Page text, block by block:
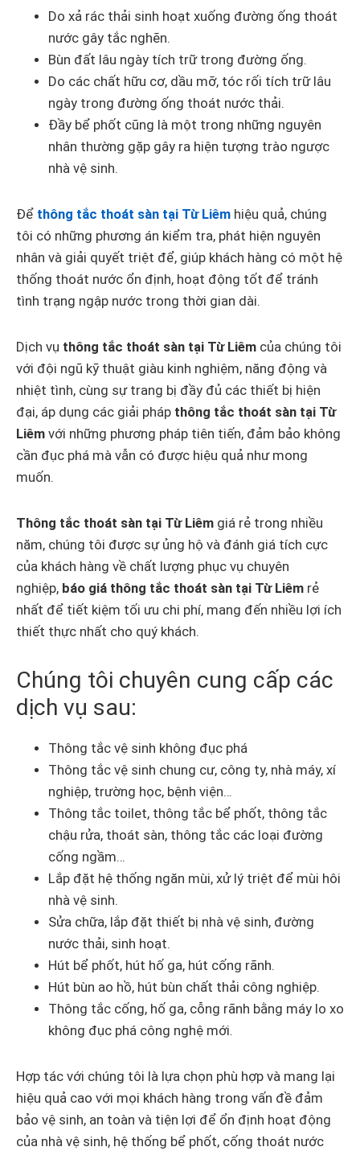
Do xả rác thải sinh hoạt xuống đường ống thoát
nước gây tắc nghẽn.
Bùn đất lâu ngày tích trữ trong đường ống.
Do các chất hữu cơ, dầu mỡ, tóc rối tích trữ lâu
ngày trong đường ống thoát nước thải.
Đầy bể phốt cũng là một trong những nguyên
nhân thường gặp gây ra hiện tượng trào ngược
nhà vệ sinh.
Để thông tắc thoát sàn tại Từ Liêm hiệu quả, chúng
tôi có những phương án kiểm tra, phát hiện nguyên
nhân và giải quyết triệt để, giúp khách hàng có một hệ
thống thoát nước ổn định, hoạt động tốt để tránh
tình trạng ngập nước trong thời gian dài.
Dịch vụ thông tắc thoát sàn tại Từ Liêm của chúng tôi
với đội ngũ kỹ thuật giàu kinh nghiệm, năng động và
nhiệt tình, cùng sự trang bị đầy đủ các thiết bị hiện
đại, áp dụng các giải pháp thông tắc thoát sàn tại Từ
Liêm với những phương pháp tiên tiến, đảm bảo không
cần đục phá mà vẫn có được hiệu quả như mong
muốn.
Thông tắc thoát sàn tại Từ Liêm giá rẻ trong nhiều
năm, chúng tôi được sự ủng hộ và đánh giá tích cực
của khách hàng về chất lượng phục vụ chuyên
nghiệp, báo giá thông tắc thoát sàn tại Từ Liêm rẻ
nhất để tiết kiệm tối ưu chi phí, mang đến nhiều lợi ích
thiết thực nhất cho quý khách.
Chúng tôi chuyên cung cấp các
dịch vụ sau:
Thông tắc vệ sinh không đục phá
Thông tắc vệ sinh chung cư, công ty, nhà máy, xí
nghiệp, trường học, bệnh viện…
Thông tắc toilet, thông tắc bể phốt, thông tắc
chậu rửa, thoát sàn, thông tắc các loại đường
cống ngầm…
Lắp đặt hệ thống ngăn mùi, xử lý triệt để mùi hôi
nhà vệ sinh.
Sửa chữa, lắp đặt thiết bị nhà vệ sinh, đường
nước thải, sinh hoạt.
Hút bể phốt, hút hố ga, hút cống rãnh.
Hút bùn ao hồ, hút bùn chất thải công nghiệp.
Thông tắc cống, hố ga, cỗng rãnh bằng máy lo xo
không đục phá công nghệ mới.
Hợp tác với chúng tôi là lựa chọn phù hợp và mang lại
hiệu quả cao với mọi khách hàng trong vấn đề đảm
bảo vệ sinh, an toàn và tiện lợi để ổn định hoạt động
của nhà vệ sinh, hệ thống bể phốt, cống thoát nước